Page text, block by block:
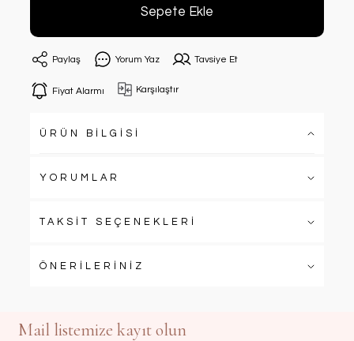
Sepete Ekle
Paylaş Yorum Yaz Tavsiye Et
Fiyat Alarmı Karşılaştır
ÜRÜN BİLGİSİ
YORUMLAR
TAKSİT SEÇENEKLERİ
ÖNERİLERİNİZ
Mail listemize kayıt olun